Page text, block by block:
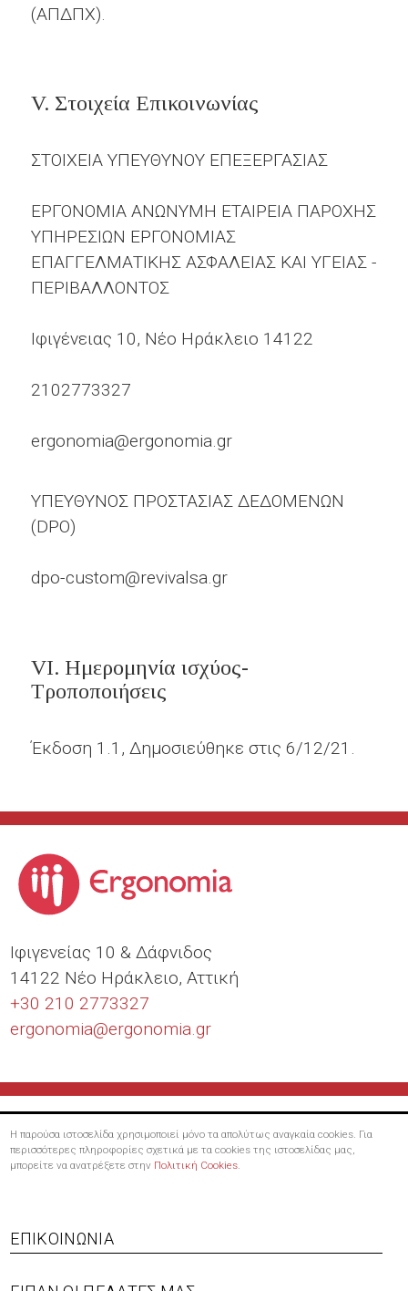
(ΑΠΔΠΧ).
V. Στοιχεία Επικοινωνίας
ΣΤΟΙΧΕΙΑ ΥΠΕΥΘΥΝΟΥ ΕΠΕΞΕΡΓΑΣΙΑΣ
ΕΡΓΟΝΟΜΙΑ ΑΝΩΝΥΜΗ ΕΤΑΙΡΕΙΑ ΠΑΡΟΧΗΣ
ΥΠΗΡΕΣΙΩΝ ΕΡΓΟΝΟΜΙΑΣ
ΕΠΑΓΓΕΛΜΑΤΙΚΗΣ ΑΣΦΑΛΕΙΑΣ ΚΑΙ ΥΓΕΙΑΣ -
ΠΕΡΙΒΑΛΛΟΝΤΟΣ
Ιφιγένειας 10, Νέο Ηράκλειο 14122
2102773327
ergonomia@ergonomia.gr
ΥΠΕΥΘΥΝΟΣ ΠΡΟΣΤΑΣΙΑΣ ΔΕΔΟΜΕΝΩΝ
(DPO)
dpo-custom@revivalsa.gr
​VI. Ημερομηνία ισχύος-
Τροποποιήσεις
Έκδοση 1.1, Δημοσιεύθηκε στις 6/12/21.
Ιφιγενείας 10 & Δάφνιδος
14122 Νέο Ηράκλειο, Αττική
+30 210 2773327
ergonomia@ergonomia.gr
Η παρούσα ιστοσελίδα χρησιμοποιεί μόνο τα απολύτως αναγκαία cookies. Για
περισσότερες πληροφορίες σχετικά με τα cookies της ιστοσελίδας μας,
μπορείτε να ανατρέξετε στην Πολιτική Cookies
Footer
menu
ΕΠΙΚΟΙΝΩΝΊΑ